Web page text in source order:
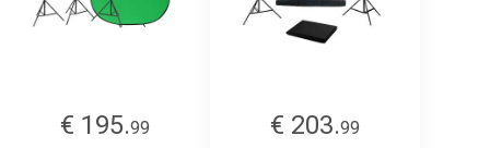
€ 195.99
€ 203.99